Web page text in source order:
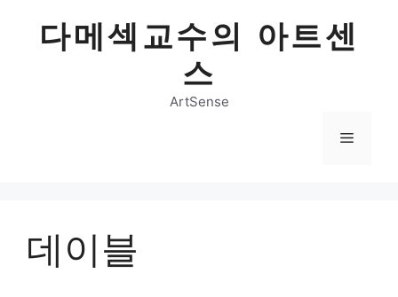
다메섹교수의 아트센
스
ArtSense
Menu
데이블